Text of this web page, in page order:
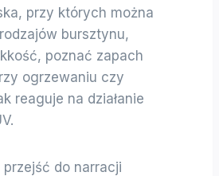
przy których można
bursztynu,
poznać zapach
ogrzewaniu czy
reaguje na działanie
do narracji